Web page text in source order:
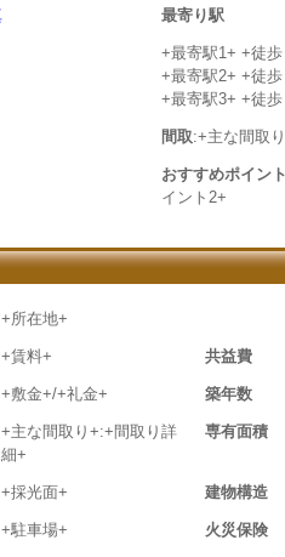
最寄り駅
+最寄駅1+ +徒
+最寄駅2+ +徒
+最寄駅3+ +徒
間取:+主な間取
おすすめポイン
イント2+
+所在地+
+賃料+ 共益費
+敷金+/+礼金+ 築年数
+主な間取り+:+間取り詳
細+
専有面積
+採光面+ 建物構造
+駐車場+ 火災保険